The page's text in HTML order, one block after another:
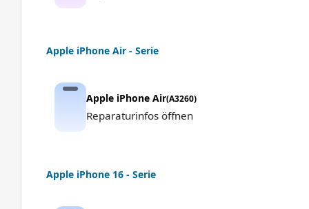
Apple iPhone Air - Serie
Apple iPhone Air(A3260)
Reparaturinfos öffnen
Apple iPhone 16 - Serie